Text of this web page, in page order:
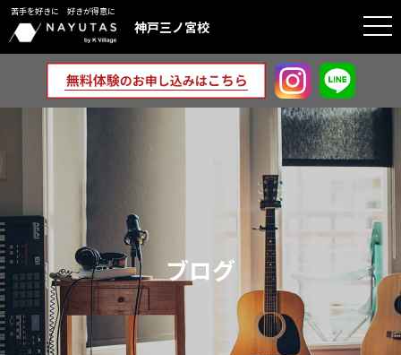
苦手を好きに 好きが得意に
神戸三ノ宮校
ブログ